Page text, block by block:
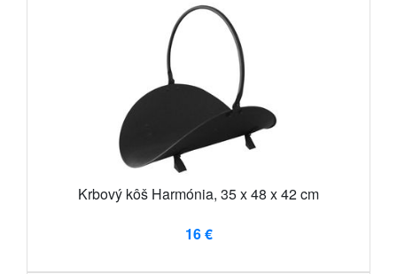
Krbový kôš Harmónia, 35 x 48 x 42 cm
16 €